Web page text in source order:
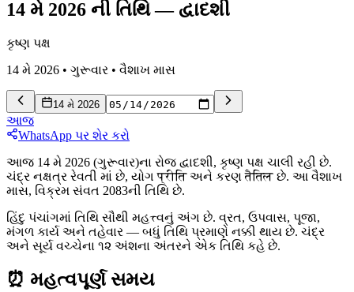
14 મે 2026 ની તિથિ— દ્વાદશી
કૃષ્ણ પક્ષ
14 મે 2026 • ગુરૂવાર • વૈશાખ માસ
14 મે 2026
આજ
WhatsApp પર શેર કરો
આજ 14 મે 2026 (ગુરૂવાર)ના રોજ દ્વાદશી, કૃષ્ણ પક્ષ ચાલી રહી છે.
ચંદ્ર નક્ષત્ર રેવતી માં છે, યોગ प्रीति અને કરણ तैतिल છે. આ વૈશાખ
માસ, વિક્રમ સંવત 2083ની તિથિ છે.
હિંદુ પંચાંગમાં તિથિ સૌથી મહત્ત્વનું અંગ છે. વ્રત, ઉપવાસ, પૂજા,
મંગળ કાર્ય અને તહેવાર — બધું તિથિ પ્રમાણે નક્કી થાય છે. ચંદ્ર
અને સૂર્ય વચ્ચેના ૧૨ અંશના અંતરને એક તિથિ કહે છે.
⏰ મહત્વપૂર્ણ સમય